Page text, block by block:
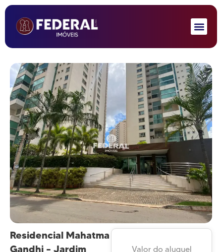
Residencial Mahatma
Gandhi – Jardim
Valor do aluguel